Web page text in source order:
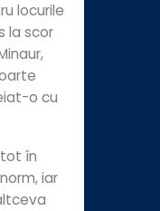
locurile
la scor
o cu
în
iar